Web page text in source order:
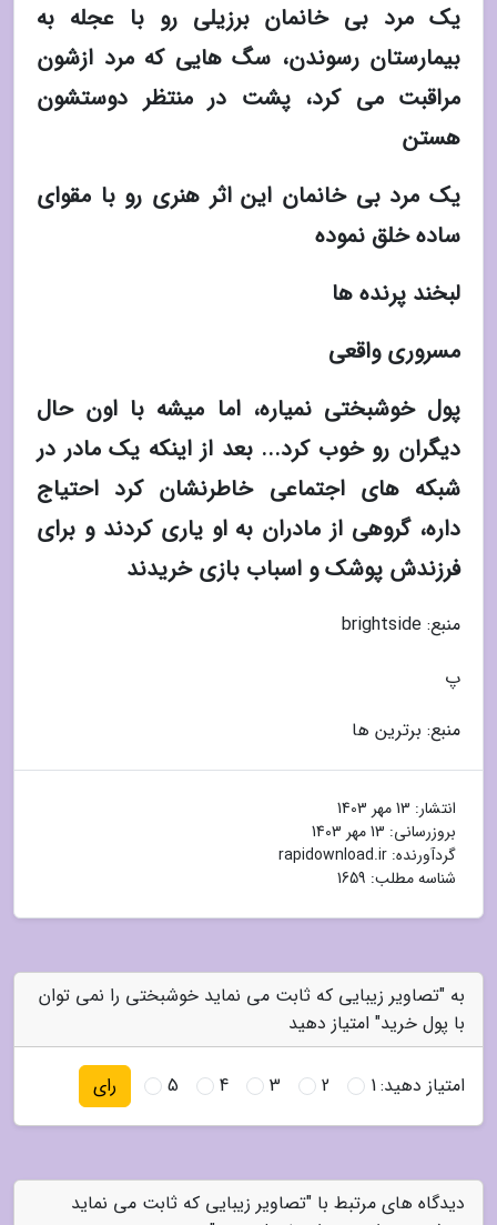
یک مرد بی خانمان برزیلی رو با عجله به
بیمارستان رسوندن، سگ هایی که مرد ازشون
مراقبت می کرد، پشت در منتظر دوستشون
هستن
یک مرد بی خانمان این اثر هنری رو با مقوای
ساده خلق نموده
لبخند پرنده ها
مسروری واقعی
پول خوشبختی نمیاره، اما میشه با اون حال
دیگران رو خوب کرد... بعد از اینکه یک مادر در
شبکه های اجتماعی خاطرنشان کرد احتیاج
داره، گروهی از مادران به او یاری کردند و برای
فرزندش پوشک و اسباب بازی خریدند
منبع: brightside
پ
منبع: برترین ها
انتشار: 13 مهر 1403
بروزرسانی: 13 مهر 1403
گردآورنده: rapidownload.ir
شناسه مطلب: 1659
به "تصاویر زیبایی که ثابت می نماید خوشبختی را نمی توان
با پول خرید" امتیاز دهید
امتیاز دهید:1
2
3
4
5 رای
دیدگاه های مرتبط با "تصاویر زیبایی که ثابت می نماید